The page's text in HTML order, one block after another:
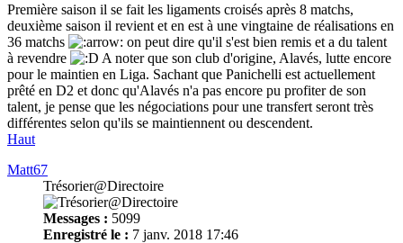
Première saison il se fait les ligaments croisés après 8 matchs,
deuxième saison il revient et en est à une vingtaine de réalisations en
36 matchs
on peut dire qu'il s'est bien remis et a du talent
à revendre
A noter que son club d'origine, Alavés, lutte encore
pour le maintien en Liga. Sachant que Panichelli est actuellement
prêté en D2 et donc qu'Alavés n'a pas encore pu profiter de son
talent, je pense que les négociations pour une transfert seront très
différentes selon qu'ils se maintiennent ou descendent.
Haut
Matt67
Trésorier@Directoire
Messages : 5099
Enregistré le : 7 janv. 2018 17:46